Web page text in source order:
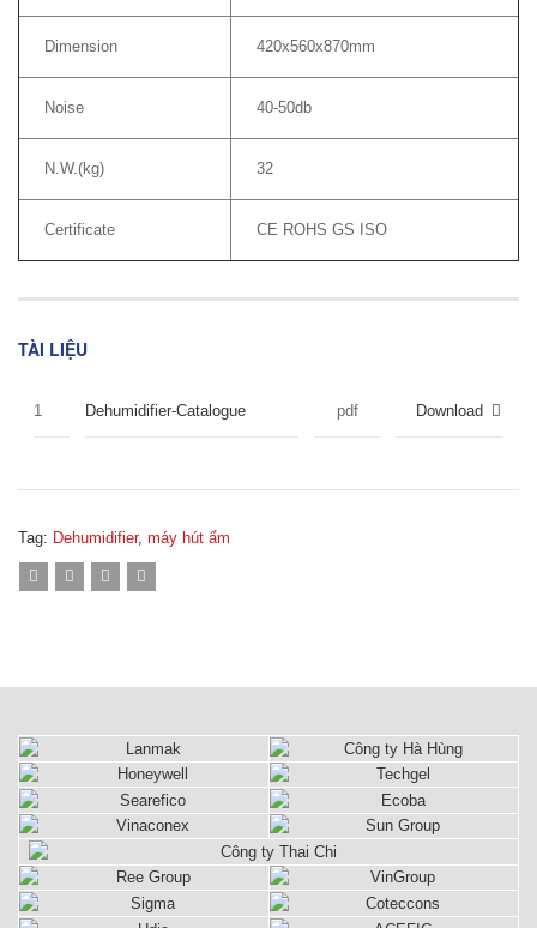
Dimension 420x560x870mm
Noise 40-50db
N.W.(kg) 32
Certificate CE ROHS GS ISO
TÀI LIỆU
1 Dehumidifier-Catalogue pdf Download
Tag: Dehumidifier, máy hút ẩm